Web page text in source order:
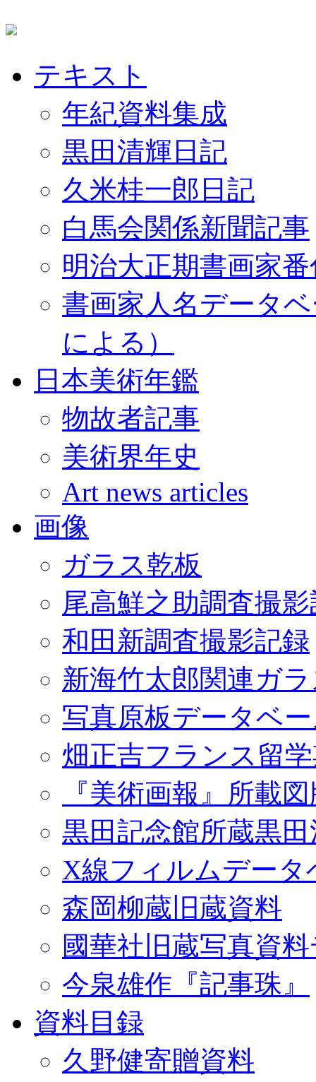
テキスト
年紀資料集成
黒田清輝日記
久米桂一郎日記
白馬会関係新聞記事
明治大正期書画家
書画家人名データ
による）
日本美術年鑑
物故者記事
美術界年史
Art news articles
画像
ガラス乾板
尾高鮮之助調査撮
和田新調査撮影記録
新海竹太郎関連ガ
写真原板データベ
畑正吉フランス留
『美術画報』所載
黒田記念館所蔵黒
X線フィルムデータ
森岡柳蔵旧蔵資料
國華社旧蔵写真資
今泉雄作『記事珠』
資料目録
久野健寄贈資料